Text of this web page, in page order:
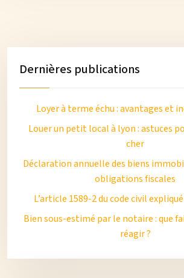
Dernières publications
Loyer à terme échu : avantages et
Louer un petit local à lyon : astuces
cher
Déclaration annuelle des biens
obligations fiscales
L’article 1589-2 du code civil
Bien sous-estimé par le notaire : que
réagir ?